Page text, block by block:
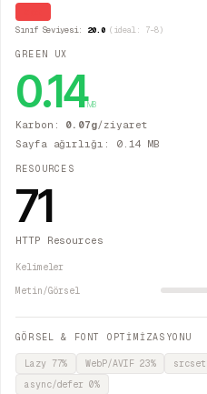
Sınıf Seviyesi: 20.0(ideal: 7–8)
GREEN UX
0.14MB
Karbon: 0.07g/ziyaret
Sayfa ağırlığı: 0.14 MB
RESOURCES
71
HTTP Resources
Kelimeler
Metin/Görsel
GÖRSEL & FONT OPTİMİZASYONU
Lazy 77% WebP/AVIF 23% srcset
async/defer0%